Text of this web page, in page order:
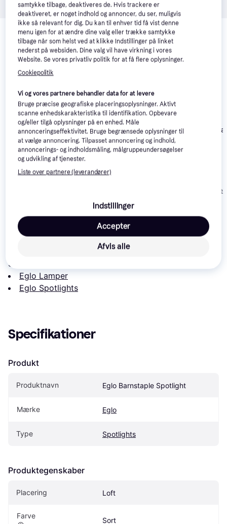
Relaterede produkter
Se vores forslag til andre produkter, der matcher dine
interesser. Vis alle
Nordlux Fremont
2700K Spotlight
Beam Spotlight
Eglo
Eller 3 betalinger
Læs om produktet
Laveste pris for Eglo Barnstaple Spotlight er 766 kr.
Det er den bedste pris lige nu blandt
Sammenlign:
Eglo Lamper
Eglo Spotlights
Specifikationer
Produkt
Produktnavn Eglo Barnstaple Spotlight
Mærke Eglo
Type Spotlights
Produktegenskaber
Placering Loft
Farve
Sort
samtykke tilbage, deaktiveres de. Hvis trackere er
deaktiveret, er noget indhold og annoncer, du ser, muligvis
ikke så relevant for dig. Du kan til enhver tid få vist denne
menu igen for at ændre dine valg eller trække samtykke
tilbage når som helst ved at klikke Indstillinger på linket
nederst på websiden. Dine valg vil have virkning i vores
Website. Se vores privatliv politik for at få flere oplysninger.
Cookiepolitik
Vi og vores partnere behandler data for at levere
Bruge præcise geografiske placeringsoplysninger. Aktivt
scanne enhedskarakteristika til identifikation. Opbevare
og/eller tilgå oplysninger på en enhed. Måle
annonceringseffektivitet. Bruge begrænsede oplysninger til
at vælge annoncering. Tilpasset annoncering og indhold,
annoncerings- og indholdsmåling, målgruppeundersøgelser
og udvikling af tjenester.
Liste over partnere (leverandører)
Indstillinger
Afvis alle
Accepter